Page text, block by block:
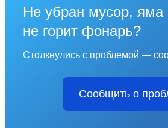
Не убран мусор, яма
не горит фонарь?
Столкнулись с проблемой —
Сообщить о